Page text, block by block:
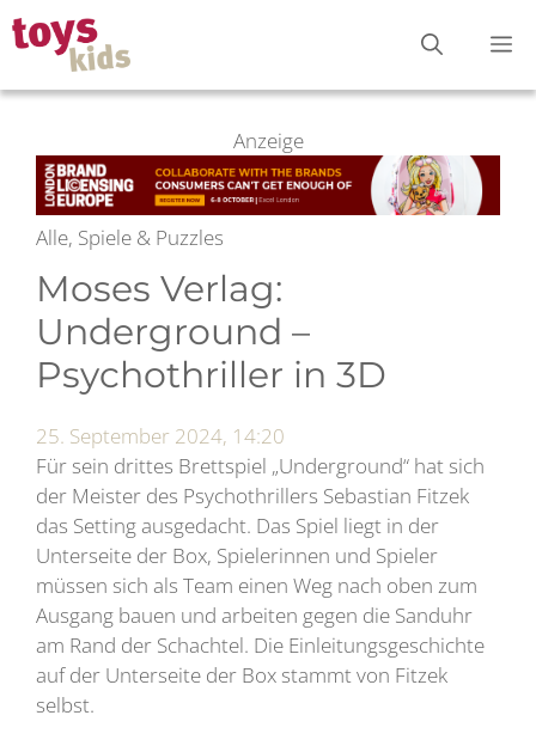
Zum
Inhalt
springen
Anzeige
Alle, Spiele & Puzzles
Moses Verlag:
Underground –
Psychothriller in 3D
25. September 2024, 14:20
Für sein drittes Brettspiel „Underground“ hat sich
der Meister des Psychothrillers Sebastian Fitzek
das Setting ausgedacht. Das Spiel liegt in der
Unterseite der Box, Spielerinnen und Spieler
müssen sich als Team einen Weg nach oben zum
Ausgang bauen und arbeiten gegen die Sanduhr
am Rand der Schachtel. Die Einleitungsgeschichte
auf der Unterseite der Box stammt von Fitzek
selbst.